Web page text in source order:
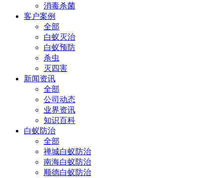
消毒杀菌
客户案例
全部
白蚁灭治
白蚁预防
杀虫
灭四害
新闻资讯
全部
公司动态
业界资讯
知识百科
白蚁防治
全部
禅城白蚁防治
南海白蚁防治
顺德白蚁防治